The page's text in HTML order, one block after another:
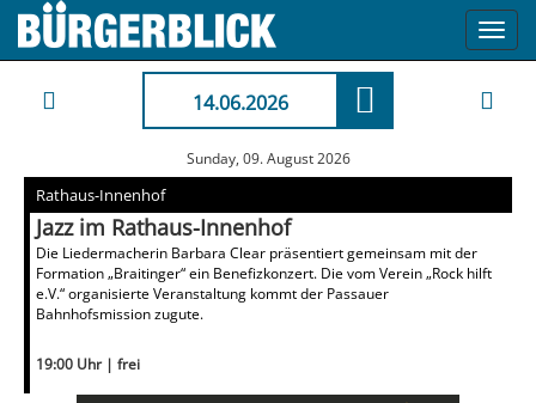
14.06.2026
Sunday, 09. August 2026
Rathaus-Innenhof
Jazz im Rathaus-Innenhof
Die Liedermacherin Barbara Clear präsentiert gemeinsam mit der
Formation „Braitinger“ ein Benefizkonzert. Die vom Verein „Rock hilft
e.V.“ organisierte Veranstaltung kommt der Passauer
Bahnhofsmission zugute.
19:00 Uhr | frei